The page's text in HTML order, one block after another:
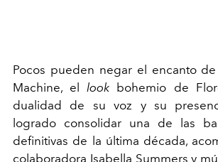
Pocos pueden negar el encanto
Machine, ellook bohemio de
dualidad de su voz y su
logrado consolidar una de las
definitivas de la última década,
colaboradora Isabella Summers y